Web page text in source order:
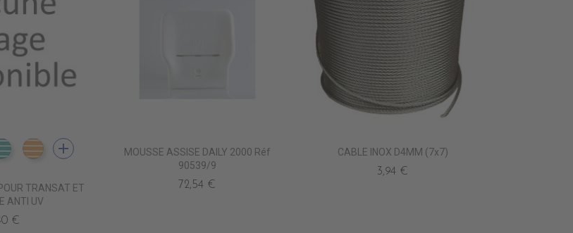
PETR
MARRAKECH NAVY
DT0220 MARRAKECH TUR
DT0222 MARRAKECH GOLD
add
TRANSAT ET
ANTI UV
€
MOUSSE ASSISE DAILY 2000 Réf
90539/9
72,54 €
CABLE INOX D4MM (7x7)
3,94 €